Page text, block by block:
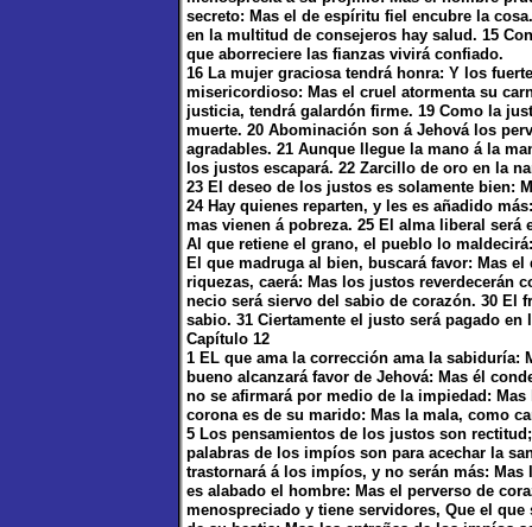
secreto: Mas el de espíritu fiel encubre la
en la multitud de consejeros hay salud. 15
que aborreciere las fianzas vivirá confiado.
16 La mujer graciosa tendrá honra: Y los
misericordioso: Mas el cruel atormenta su
justicia, tendrá galardón firme. 19 Como la
muerte. 20 Abominación son á Jehová los
agradables. 21 Aunque llegue la mano á la
los justos escapará. 22 Zarcillo de oro en la
23 El deseo de los justos es solamente bien:
24 Hay quienes reparten, y les es añadido
mas vienen á pobreza. 25 El alma liberal será
Al que retiene el grano, el pueblo lo
El que madruga al bien, buscará favor: Mas
riquezas, caerá: Mas los justos reverdecerán
necio será siervo del sabio de corazón. 30 El
sabio. 31 Ciertamente el justo será pagado
Capítulo 12
1 EL que ama la corrección ama la sabiduría:
bueno alcanzará favor de Jehová: Mas él
no se afirmará por medio de la impiedad:
corona es de su marido: Mas la mala, como
5 Los pensamientos de los justos son
palabras de los impíos son para acechar la
trastornará á los impíos, y no serán más:
es alabado el hombre: Mas el perverso de
menospreciado y tiene servidores, Que el